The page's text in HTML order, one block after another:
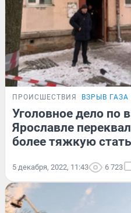
ПРОИСШЕСТВИЯ ВЗРЫВ
Уголовное дело по
Ярославле
более тяжкую
5 декабря, 2022, 11:43 6 723